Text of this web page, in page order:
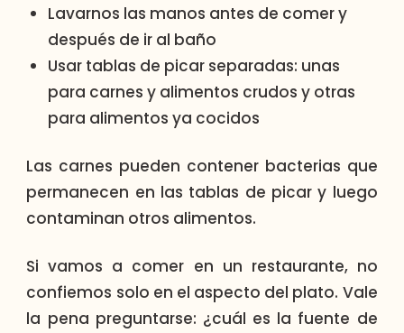
Lavarnos las manos antes de comer y
después de ir al baño
Usar tablas de picar separadas: unas
para carnes y alimentos crudos y otras
para alimentos ya cocidos
Las carnes pueden contener bacterias que
permanecen en las tablas de picar y luego
contaminan otros alimentos.
Si vamos a comer en un restaurante, no
confiemos solo en el aspecto del plato. Vale
la pena preguntarse: ¿cuál es la fuente de